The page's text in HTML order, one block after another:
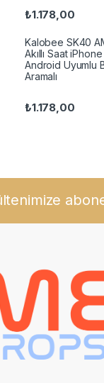
₺1.178,00
Kalobee SK40
Akıllı Saat
Android Uyumlu
Aramalı
₺1.178,00